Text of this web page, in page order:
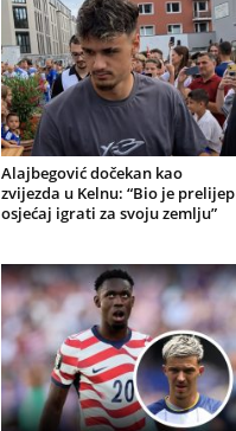
Alajbegović dočekan kao
zvijezda u Kelnu: “Bio je prelijep
osjećaj igrati za svoju zemlju”